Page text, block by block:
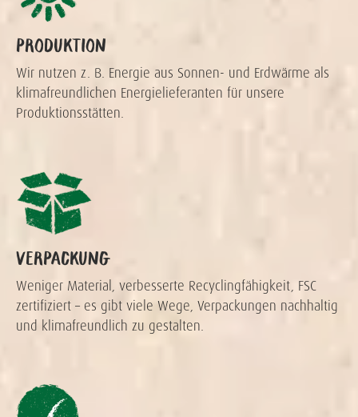
PRODUKTION
Wir nutzen z. B. Energie aus Sonnen- und Erdwärme als
klimafreundlichen Energielieferanten für unsere
Produktionsstätten.
VERPACKUNG
Weniger Material, verbesserte Recyclingfähigkeit, FSC
zertifiziert – es gibt viele Wege, Verpackungen nachhaltig
und klimafreundlich zu gestalten.